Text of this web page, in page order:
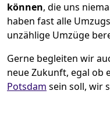
können, die uns
haben fast alle
unzählige Umzüge
Gerne begleiten wir
neue Zukunft, egal ob
Potsdam sein soll, wir